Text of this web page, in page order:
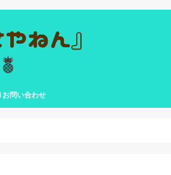
お問い合わせ